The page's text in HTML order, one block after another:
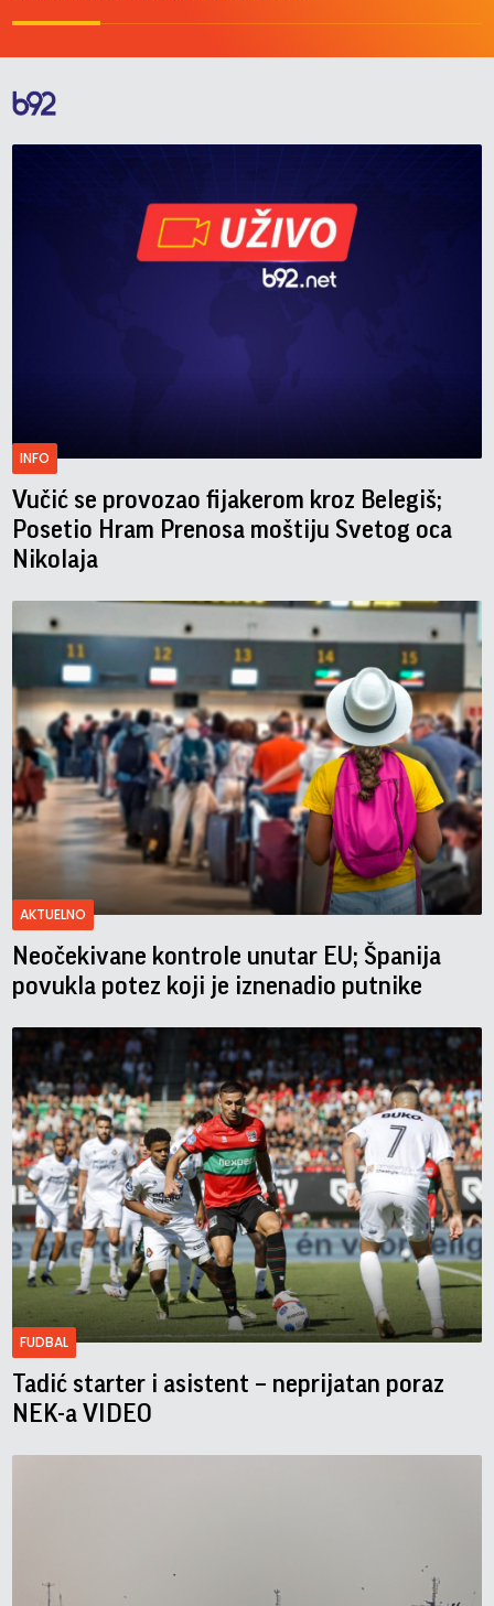
INFO
Vučić se provozao fijakerom kroz Belegiš;
Posetio Hram Prenosa moštiju Svetog oca
Nikolaja
AKTUELNO
Neočekivane kontrole unutar EU; Španija
povukla potez koji je iznenadio putnike
FUDBAL
Tadić starter i asistent – neprijatan poraz
NEK-a VIDEO